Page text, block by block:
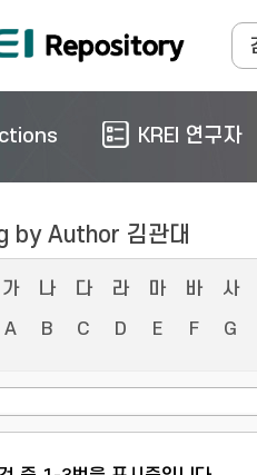
KREI 연구자
by Author 김관대
가 나 다 라 마 바 사
A B C D E F G